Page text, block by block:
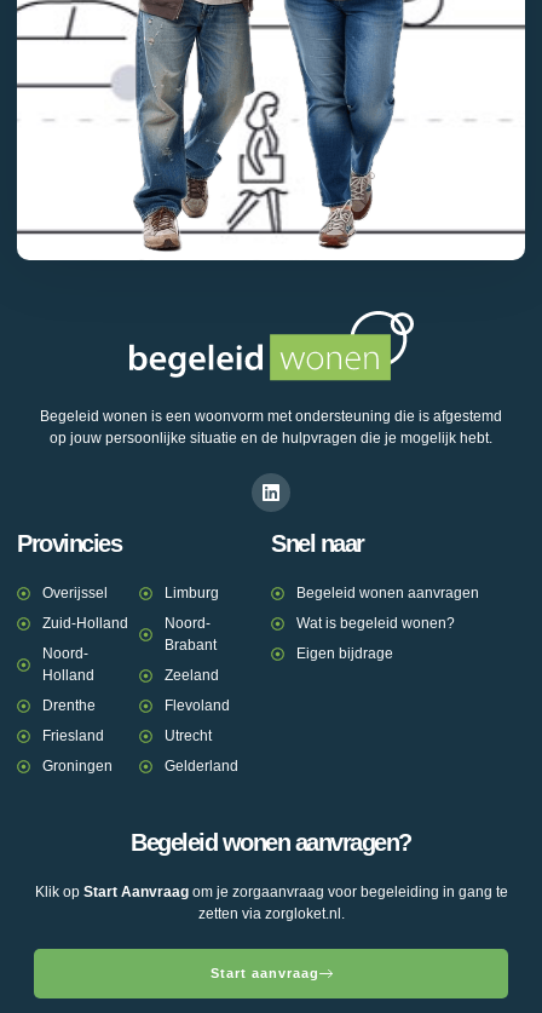
Begeleid wonen is een woonvorm met ondersteuning die is afgestemd
op jouw persoonlijke situatie en de hulpvragen die je mogelijk hebt.
Provincies
Overijssel
Zuid-Holland
Noord-
Holland
Drenthe
Friesland
Groningen
Limburg
Noord-
Brabant
Zeeland
Flevoland
Utrecht
Gelderland
Snel naar
Begeleid wonen aanvragen
Wat is begeleid wonen?
Eigen bijdrage
Begeleid wonen aanvragen?
Klik op Start Aanvraagom je zorgaanvraag voor begeleiding in gang te
zetten via zorgloket.nl.
Start aanvraag